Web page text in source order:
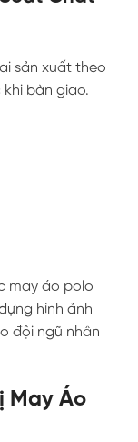
sản xuất theo
bàn giao.
may áo polo
hình ảnh
đội ngũ nhân
May Áo